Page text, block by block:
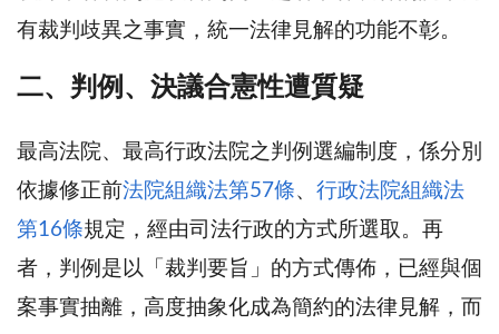
有裁判歧異之事實，統一法律見解的功能不彰。
二、判例、決議合憲性遭質疑
最高法院、最高行政法院之判例選編制度，係分別
依據修正前法院組織法第57條、 行政法院組織法
第16條規定，經由司法行政的方式所選取。再
者，判例是以「裁判要旨」的方式傳佈，已經與個
案事實抽離，高度抽象化成為簡約的法律見解，而